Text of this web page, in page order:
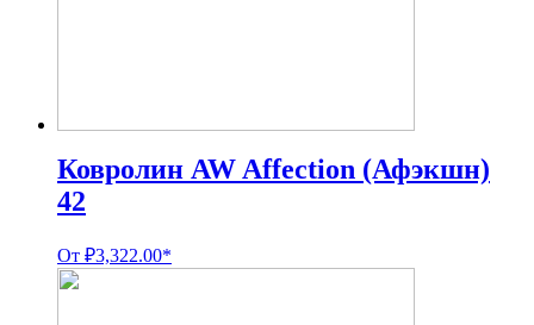
Ковролин AW Affection (Афэкшн)
42
От ₽3,322.00*